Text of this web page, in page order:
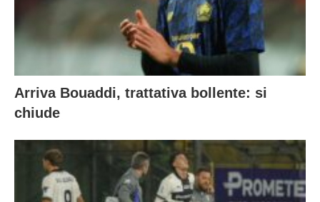
Arriva Bouaddi, trattativa bollente: si
chiude